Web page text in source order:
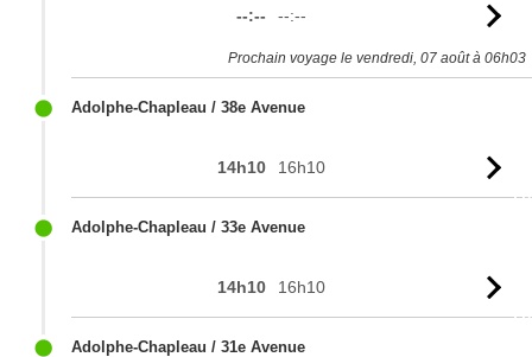
--:-- --:--
Prochain voyage le vendredi, 07 août à 06h03
Adolphe-Chapleau / 38e Avenue
14h10 16h10
Adolphe-Chapleau / 33e Avenue
14h10 16h10
Adolphe-Chapleau / 31e Avenue